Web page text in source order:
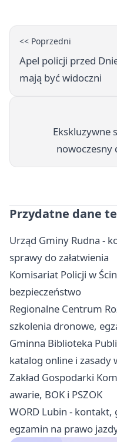
<< Poprzedni
Apel policji przed
mają być widoczni
Ekskluzywne
nowoczesny
Przydatne dane
Urząd Gminy Rudna -
sprawy do załatwienia
Komisariat Policji w
bezpieczeństwo
Regionalne Centrum
szkolenia dronowe,
Gminna Biblioteka
katalog online i zasady
Zakład Gospodarki
awarie, BOK i PSZOK
WORD Lubin - kontakt,
egzamin na prawo